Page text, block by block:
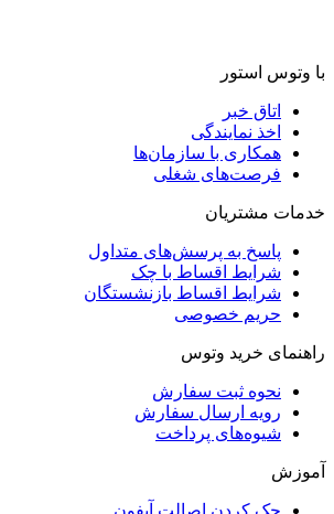
با وتوس استور
اتاق خبر
اخذ نمایندگی
همکاری با سازمان‌ها
فرصت‌های شغلی
خدمات مشتریان
پاسخ به پرسش‌های متداول
شرایط اقساط با چک
شرایط اقساط بازنشستگان
حریم خصوصی
راهنمای خرید وتوس
نحوه ثبت سفارش
رویه ارسال سفارش
شیوه‌های پرداخت
آموزش
چک کردن اصالت آیفون